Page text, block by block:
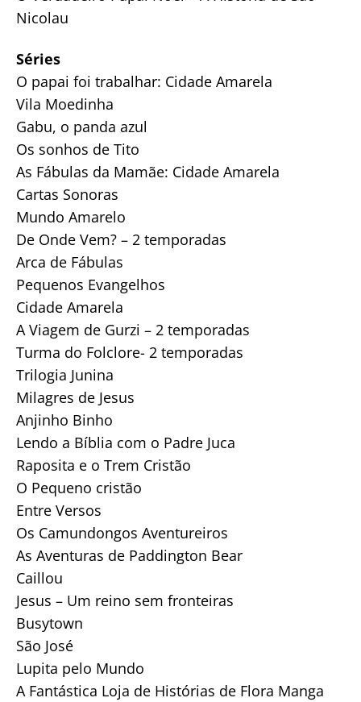
Nicolau
Séries
O papai foi trabalhar: Cidade Amarela
Vila Moedinha
Gabu, o panda azul
Os sonhos de Tito
As Fábulas da Mamãe: Cidade Amarela
Cartas Sonoras
Mundo Amarelo
De Onde Vem? – 2 temporadas
Arca de Fábulas
Pequenos Evangelhos
Cidade Amarela
A Viagem de Gurzi – 2 temporadas
Turma do Folclore- 2 temporadas
Trilogia Junina
Milagres de Jesus
Anjinho Binho
Lendo a Bíblia com o Padre Juca
Raposita e o Trem Cristão
O Pequeno cristão
Entre Versos
Os Camundongos Aventureiros
As Aventuras de Paddington Bear
Caillou
Jesus – Um reino sem fronteiras
Busytown
São José
Lupita pelo Mundo
A Fantástica Loja de Histórias de Flora Manga